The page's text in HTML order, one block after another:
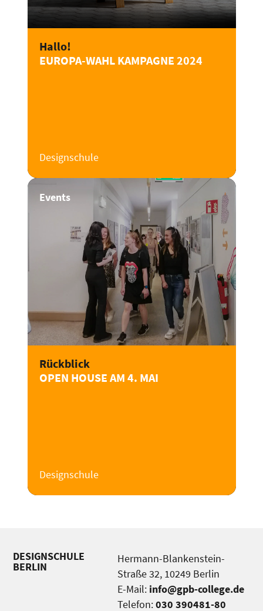
Hallo!
EUROPA-WAHL KAMPAGNE 2024
Designschule
Events
Rückblick
OPEN HOUSE AM 4. MAI
Designschule
DESIGNSCHULE
BERLIN
Hermann-Blankenstein-
Straße 32, 10249 Berlin
E-Mail: info@gpb-college.de
Telefon:030 390481-80